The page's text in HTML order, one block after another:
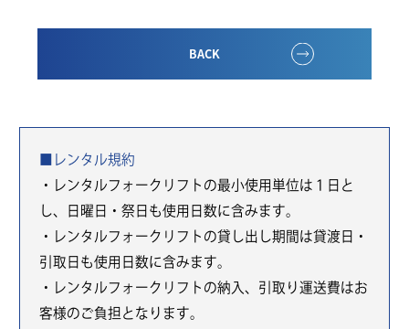
BACK
■レンタル規約
・レンタルフォークリフトの最小使用単位は１日と
し、日曜日・祭日も使用日数に含みます。
・レンタルフォークリフトの貸し出し期間は貸渡日・
引取日も使用日数に含みます。
・レンタルフォークリフトの納入、引取り運送費はお
客様のご負担となります。